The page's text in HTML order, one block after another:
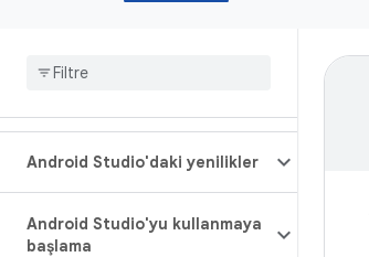
Android Studio'daki yenilikler
Android Studio'yu kullanmaya
başlama